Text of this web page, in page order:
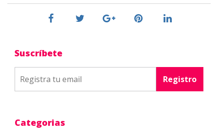
Suscríbete
Categorias